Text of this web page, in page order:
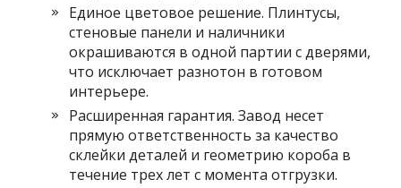
Единое цветовое решение. Плинтусы,
стеновые панели и наличники
окрашиваются в одной партии с дверями,
что исключает разнотон в готовом
интерьере.
Расширенная гарантия. Завод несет
прямую ответственность за качество
склейки деталей и геометрию короба в
течение трех лет с момента отгрузки.